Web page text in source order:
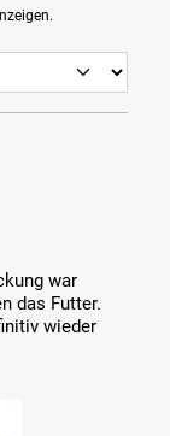
war
das Futter.
wieder